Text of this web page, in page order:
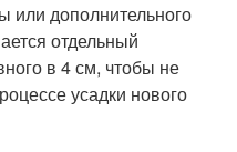
или дополнительного
отдельный
в 4 см, чтобы не
усадки нового